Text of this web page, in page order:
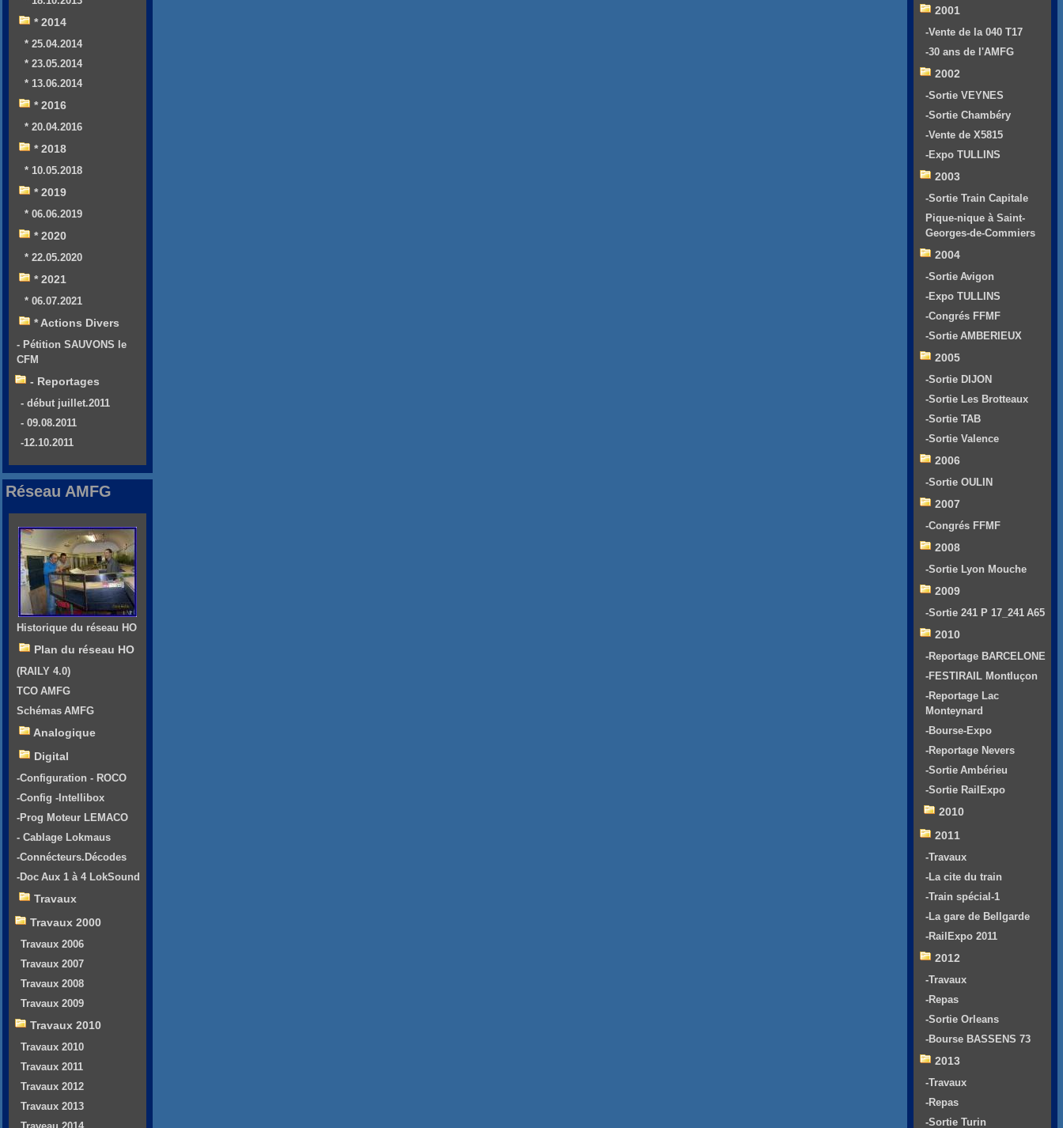
* 2014
* 25.04.2014
* 23.05.2014
* 13.06.2014
* 2016
* 20.04.2016
* 2018
* 10.05.2018
* 2019
* 06.06.2019
* 2020
* 22.05.2020
* 2021
* 06.07.2021
* Actions Divers
- Pétition SAUVONS le
CFM
- Reportages
- début juillet.2011
- 09.08.2011
-12.10.2011
Réseau AMFG
Historique du réseau HO
Plan du réseau HO
(RAILY 4.0)
TCO AMFG
Schémas AMFG
Analogique
Digital
-Configuration - ROCO
-Config -Intellibox
-Prog Moteur LEMACO
- Cablage Lokmaus
-Connécteurs.Décodes
-Doc Aux 1 à 4 LokSound
Travaux
Travaux 2000
Travaux 2006
Travaux 2007
Travaux 2008
Travaux 2009
Travaux 2010
Travaux 2010
Travaux 2011
Travaux 2012
Travaux 2013
2001
-Vente de la 040 T17
-30 ans de l'AMFG
2002
-Sortie VEYNES
-Sortie Chambéry
-Vente de X5815
-Expo TULLINS
2003
-Sortie Train Capitale
Pique-nique à Saint-
Georges-de-Commiers
2004
-Sortie Avigon
-Expo TULLINS
-Congrés FFMF
-Sortie AMBERIEUX
2005
-Sortie DIJON
-Sortie Les Brotteaux
-Sortie TAB
-Sortie Valence
2006
-Sortie OULIN
2007
-Congrés FFMF
2008
-Sortie Lyon Mouche
2009
-Sortie 241 P 17_241 A65
2010
-Reportage BARCELONE
-FESTIRAIL Montluçon
-Reportage Lac
Monteynard
-Bourse-Expo
-Reportage Nevers
-Sortie Ambérieu
-Sortie RailExpo
2010
2011
-Travaux
-La cite du train
-Train spécial-1
-La gare de Bellgarde
-RailExpo 2011
2012
-Travaux
-Repas
-Sortie Orleans
-Bourse BASSENS 73
2013
-Travaux
-Repas
-Sortie Turin